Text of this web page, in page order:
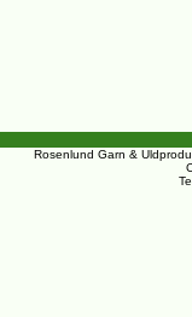
Rosenlund Garn &